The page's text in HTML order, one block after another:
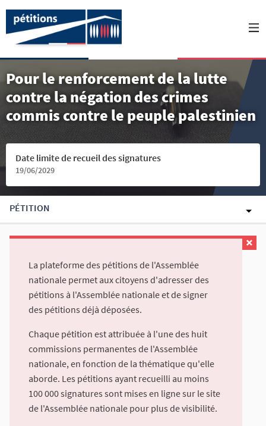
Pour le renforcement de la lutte
contre la négation des crimes
commis contre le peuple palestinien
Date limite de recueil des signatures
19/06/2029
PÉTITION
La plateforme des pétitions de l'Assemblée
nationale permet aux citoyens d'adresser des
pétitions à l'Assemblée nationale et de signer
des pétitions déjà déposées.
Chaque pétition est attribuée à l'une des huit
commissions permanentes de l'Assemblée
nationale, en fonction de la thématique qu'elle
aborde. Les pétitions ayant recueilli au moins
100 000 signatures sont mises en ligne sur le site
de l'Assemblée nationale pour plus de visibilité.